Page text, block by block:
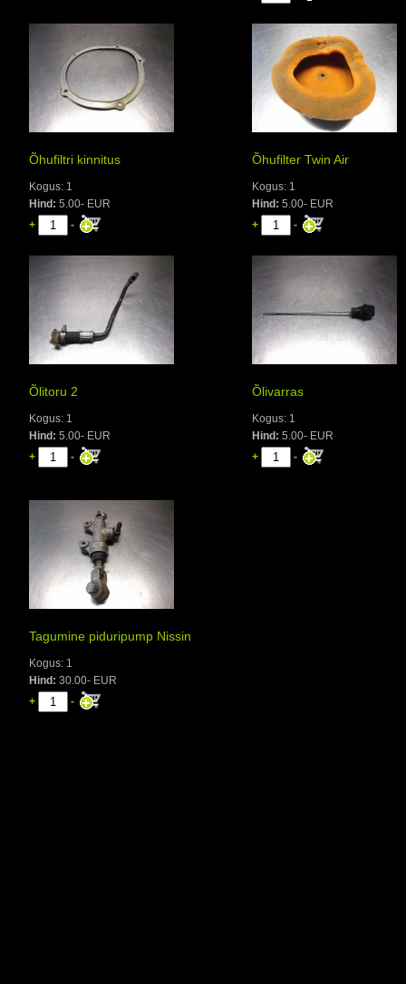
Õhufiltri kinnitus
Kogus: 1
Hind: 5.00- EUR
+
-
Õhufilter Twin Air
Kogus: 1
Hind: 5.00- EUR
+
-
Õlitoru 2
Kogus: 1
Hind: 5.00- EUR
+
-
Õlivarras
Kogus: 1
Hind: 5.00- EUR
+
-
Tagumine piduripump Nissin
Kogus: 1
Hind: 30.00- EUR
+
-